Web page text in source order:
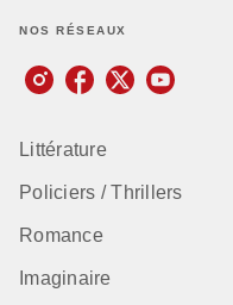
NOS RÉSEAUX
Littérature
Policiers / Thrillers
Romance
Imaginaire